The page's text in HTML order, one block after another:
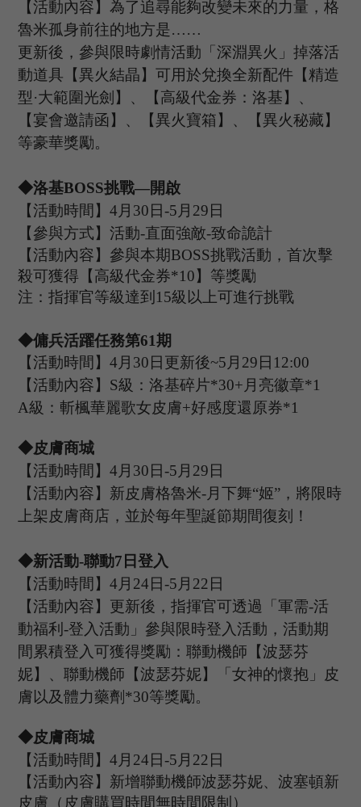
【活動內容】為了追尋能夠改變未來的力量，格
魯米孤身前往的地方是……
更新後，參與限時劇情活動「深淵異火」掉落活
動道具【異火結晶】可用於兌換全新配件【精造
型·大範圍光劍】、【高級代金券：洛基】、
【宴會邀請函】、【異火寶箱】、【異火秘藏】
等豪華獎勵。
◆洛基BOSS挑戰—開啟
【活動時間】4 月 30日-5 月 29日
【參與方式】 活動-直面強敵-致命詭計
【活動內容】參與本期BOSS挑戰活動，首次擊
殺可獲得【高級代金券*10】等獎勵
注：指揮官等級達到 15級以上可進行挑戰
◆傭兵活躍任務第61期
【活動時間】4 月 30日更新後~5 月 29日 12:00
【活動內容】 S級：洛基碎片*30+月亮徽章*1
A級：斬楓華麗歌女皮膚+好感度還原券*1
◆皮膚商城
【活動時間】4 月 30日-5 月 29日
【活動內容】新皮膚格魯米-月下舞“姬”， 將限時
上架皮膚商店，並於每年聖誕節期間復刻！
◆新活動-聯動7 日登入
【活動時間】4 月 24日-5 月 22 日
【活動內容】 更新後，指揮官可透過「軍需-活
動福利-登入活動」參與限時登入活動，活動期
間累積登入可獲得獎勵：聯動機師【波瑟芬
妮】、聯動機師【波瑟芬妮】「女神的懷抱」皮
膚以及體力藥劑 *30等獎勵。
◆皮膚商城
【活動時間】4 月 24日-5 月 22 日
【活動內容】新增聯動機師波瑟芬妮、波塞頓新
皮膚（皮膚購買時間無時間限制）